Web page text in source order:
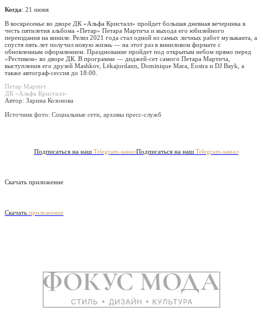
Когда: 21 июня
В воскресенье во дворе ДК «Альфа Кристалл» пройдет большая дневная вечеринка в
честь пятилетия альбома «Петар» Петара Мартича и выхода его юбилейного
переиздания на виниле. Релиз 2021 года стал одной из самых личных работ музыканта, а
спустя пять лет получил новую жизнь — на этот раз в виниловом формате с
обновленным оформлением. Празднование пройдет под открытым небом прямо перед
«Рестиком» во дворе ДК. В программе — диджей-сет самого Петара Мартича,
выступления его друзей Mashkov, Lёkajordann, Dominique Mara, Eostra и DJ Bayk, а
также автограф-сессия до 18:00.
Петар Мартич
ДК «Альфа Кристалл»
Автор: Зарина Козонова
Источник фото: Социальные сети, архивы пресс-служб
Подписаться на наш Telegram-каналПодписаться на наш Telegram-канал
Скачать приложение
Скачать приложение